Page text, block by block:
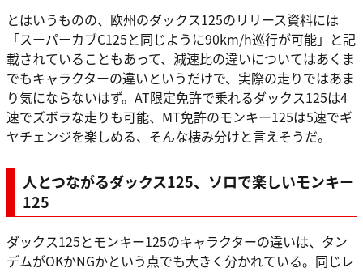
とはいうものの、欧州のダックス125のリリース資料には
「スーパーカブC125と同じように90km/h巡行が可能」と記
載されていることもあって、減速比の違いについてはあくま
でもキャラクターの違いというだけで、実際の走りではあま
り気にならないはず。AT限定免許で乗れるダックス125は4
速でズボラな走りも可能、MT免許のモンキー125は5速でギ
ヤチェンジを楽しめる、そんな棲み分けと言えそうだ。
人とつながるダックス125、ソロで楽しいモンキー
125
ダックス125とモンキー125のキャラクターの違いは、タン
デムがOKかNGかという点でも大きく分かれている。同じレ